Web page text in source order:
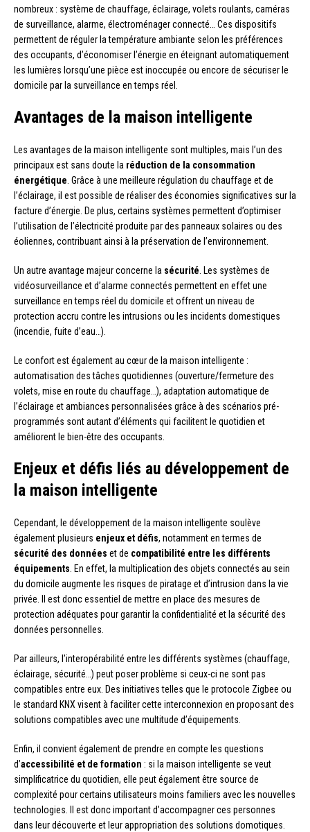
nombreux : système de chauffage, éclairage, volets roulants, caméras
de surveillance, alarme, électroménager connecté… Ces dispositifs
permettent de réguler la température ambiante selon les préférences
des occupants, d’économiser l’énergie en éteignant automatiquement
les lumières lorsqu’une pièce est inoccupée ou encore de sécuriser le
domicile par la surveillance en temps réel.
Avantages de la maison intelligente
Les avantages de la maison intelligente sont multiples, mais l’un des
principaux est sans doute la réduction de la consommation
énergétique . Grâce à une meilleure régulation du chauffage et de
l’éclairage, il est possible de réaliser des économies significatives sur la
facture d’énergie. De plus, certains systèmes permettent d’optimiser
l’utilisation de l’électricité produite par des panneaux solaires ou des
éoliennes, contribuant ainsi à la préservation de l’environnement.
Un autre avantage majeur concerne la sécurité . Les systèmes de
vidéosurveillance et d’alarme connectés permettent en effet une
surveillance en temps réel du domicile et offrent un niveau de
protection accru contre les intrusions ou les incidents domestiques
(incendie, fuite d’eau…).
Le confort est également au cœur de la maison intelligente :
automatisation des tâches quotidiennes (ouverture/fermeture des
volets, mise en route du chauffage…), adaptation automatique de
l’éclairage et ambiances personnalisées grâce à des scénarios pré-
programmés sont autant d’éléments qui facilitent le quotidien et
améliorent le bien-être des occupants.
Enjeux et défis liés au développement de
la maison intelligente
Cependant, le développement de la maison intelligente soulève
également plusieurs enjeux et défis, notamment en termes de
sécurité des données et de compatibilité entre les différents
équipements . En effet, la multiplication des objets connectés au sein
du domicile augmente les risques de piratage et d’intrusion dans la vie
privée. Il est donc essentiel de mettre en place des mesures de
protection adéquates pour garantir la confidentialité et la sécurité des
données personnelles.
Par ailleurs, l’interopérabilité entre les différents systèmes (chauffage,
éclairage, sécurité…) peut poser problème si ceux-ci ne sont pas
compatibles entre eux. Des initiatives telles que le protocole Zigbee ou
le standard KNX visent à faciliter cette interconnexion en proposant des
solutions compatibles avec une multitude d’équipements.
Enfin, il convient également de prendre en compte les questions
d’accessibilité et de formation : si la maison intelligente se veut
simplificatrice du quotidien, elle peut également être source de
complexité pour certains utilisateurs moins familiers avec les nouvelles
technologies. Il est donc important d’accompagner ces personnes
dans leur découverte et leur appropriation des solutions domotiques.